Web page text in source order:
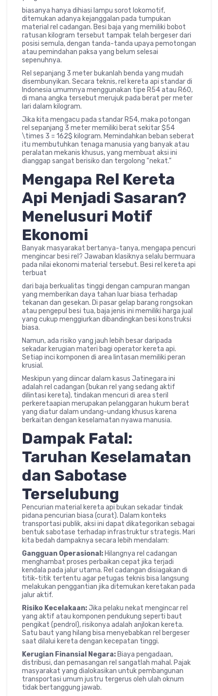
biasanya hanya dihiasi lampu sorot lokomotif,
ditemukan adanya kejanggalan pada tumpukan
material rel cadangan. Besi baja yang memiliki bobot
ratusan kilogram tersebut tampak telah bergeser dari
posisi semula, dengan tanda-tanda upaya pemotongan
atau pemindahan paksa yang belum selesai
sepenuhnya.
Rel sepanjang 3 meter bukanlah benda yang mudah
disembunyikan. Secara teknis, rel kereta api standar di
Indonesia umumnya menggunakan tipe R54 atau R60,
di mana angka tersebut merujuk pada berat per meter
lari dalam kilogram.
Jika kita mengacu pada standar R54, maka potongan
rel sepanjang 3 meter memiliki berat sekitar$54
\times 3 = 162$ kilogram. Memindahkan beban seberat
itu membutuhkan tenaga manusia yang banyak atau
peralatan mekanis khusus, yang membuat aksi ini
dianggap sangat berisiko dan tergolong “nekat.”
Mengapa Rel Kereta
Api Menjadi Sasaran?
Menelusuri Motif
Ekonomi
Banyak masyarakat bertanya-tanya, mengapa pencuri
mengincar besi rel? Jawaban klasiknya selalu bermuara
pada nilai ekonomi material tersebut. Besi rel kereta api
terbuat
dari baja berkualitas tinggi dengan campuran mangan
yang memberikan daya tahan luar biasa terhadap
tekanan dan gesekan. Di pasar gelap barang rongsokan
atau pengepul besi tua, baja jenis ini memiliki harga jual
yang cukup menggiurkan dibandingkan besi konstruksi
biasa.
Namun, ada risiko yang jauh lebih besar daripada
sekadar kerugian materi bagi operator kereta api.
Setiap inci komponen di area lintasan memiliki peran
krusial.
Meskipun yang diincar dalam kasus Jatinegara ini
adalah rel cadangan (bukan rel yang sedang aktif
dilintasi kereta), tindakan mencuri di area steril
perkeretaapian merupakan pelanggaran hukum berat
yang diatur dalam undang-undang khusus karena
berkaitan dengan keselamatan nyawa manusia.
Dampak Fatal:
Taruhan Keselamatan
dan Sabotase
Terselubung
Pencurian material kereta api bukan sekadar tindak
pidana pencurian biasa (curat). Dalam konteks
transportasi publik, aksi ini dapat dikategorikan sebagai
bentuk sabotase terhadap infrastruktur strategis. Mari
kita bedah dampaknya secara lebih mendalam:
Gangguan Operasional: Hilangnya rel cadangan
menghambat proses perbaikan cepat jika terjadi
kendala pada jalur utama. Rel cadangan disiagakan di
titik-titik tertentu agar petugas teknis bisa langsung
melakukan penggantian jika ditemukan keretakan pada
jalur aktif.
Risiko Kecelakaan:Jika pelaku nekat mengincar rel
yang aktif atau komponen pendukung seperti baut
pengikat (pendrol), risikonya adalah anjlokan kereta.
Satu baut yang hilang bisa menyebabkan rel bergeser
saat dilalui kereta dengan kecepatan tinggi.
Kerugian Finansial Negara: Biaya pengadaan,
distribusi, dan pemasangan rel sangatlah mahal. Pajak
masyarakat yang dialokasikan untuk pembangunan
transportasi umum justru tergerus oleh ulah oknum
tidak bertanggung jawab.